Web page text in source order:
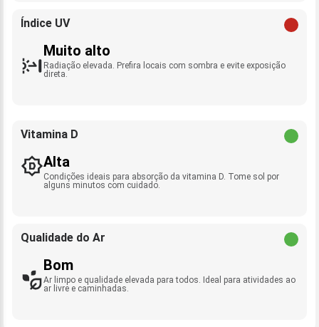
Índice UV
Muito alto
Radiação elevada. Prefira locais com sombra e evite exposição
direta.
Vitamina D
Alta
Condições ideais para absorção da vitamina D. Tome sol por
alguns minutos com cuidado.
Qualidade do Ar
Bom
Ar limpo e qualidade elevada para todos. Ideal para atividades ao
ar livre e caminhadas.